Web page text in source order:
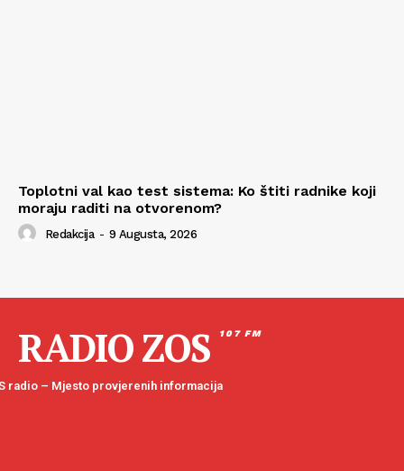
Toplotni val kao test sistema: Ko štiti radnike koji
moraju raditi na otvorenom?
Redakcija - 9 Augusta, 2026
RADIO ZOS 107 FM
radio – Mjesto provjerenih informacija